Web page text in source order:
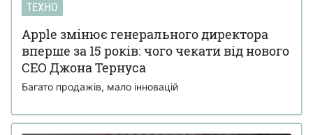
ТЕХНО
Apple змінює генерального директора
вперше за 15 років: чого чекати від нового
CEO Джона Тернуса
Багато продажів, мало інновацій